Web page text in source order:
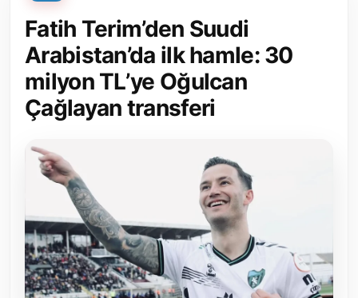
Yerel Yönetimler
Mülki İdare
Toplum ve Yaşam
Sivil Toplum Kuruluşları
Kamu Kurumları ve Üst Kurullar
Resmi Reklamlar
Fatih Terim’den Suudi
Arabistan’da ilk hamle: 30
milyon TL’ye Oğulcan
Çağlayan transferi